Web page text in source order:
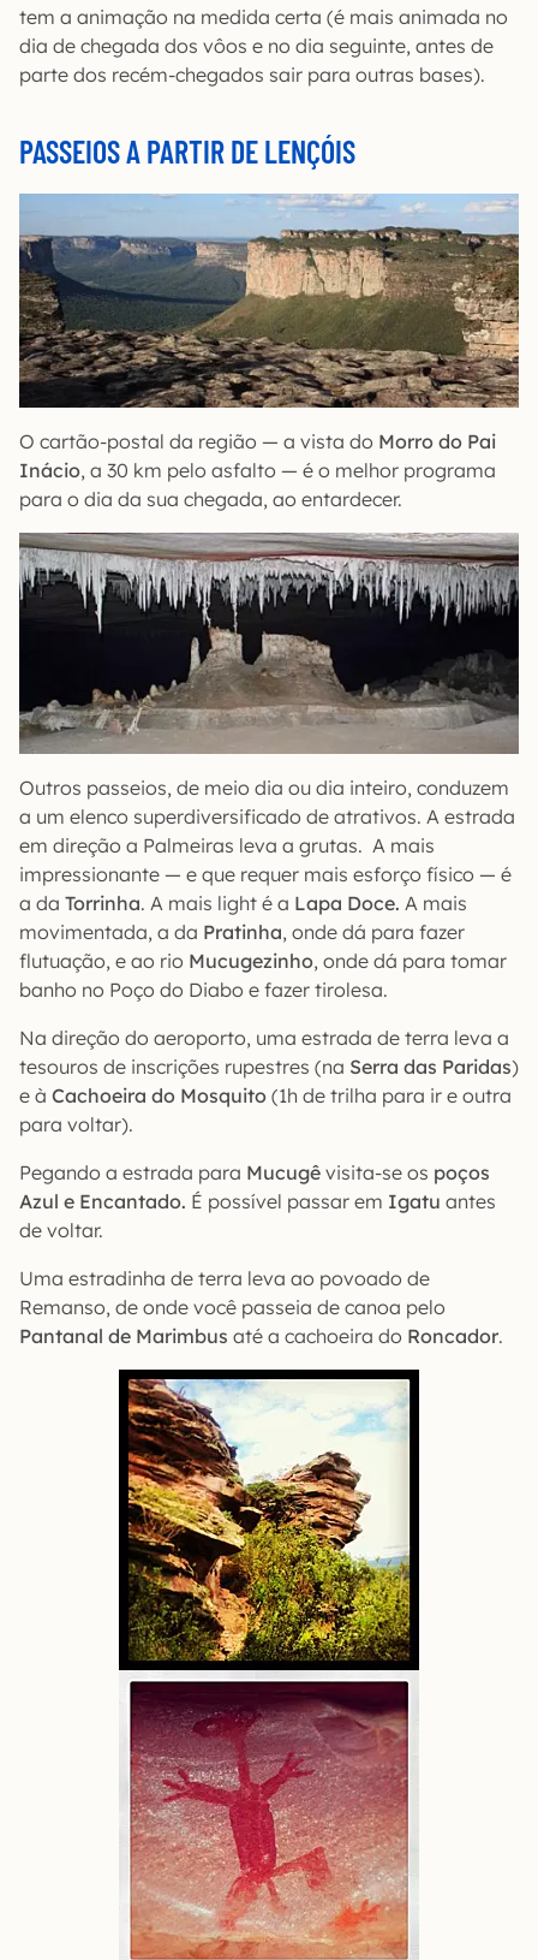
tem a animação na medida certa (é mais animada no
dia de chegada dos vôos e no dia seguinte, antes de
parte dos recém-chegados sair para outras bases).
PASSEIOS A PARTIR DE LENÇÓIS
O cartão-postal da região — a vista do Morro do Pai
Inácio, a 30 km pelo asfalto — é o melhor programa
para o dia da sua chegada, ao entardecer.
Outros passeios, de meio dia ou dia inteiro, conduzem
a um elenco superdiversificado de atrativos. A estrada
em direção a Palmeiras leva a grutas. A mais
impressionante — e que requer mais esforço físico — é
a da Torrinha. A mais light é a Lapa Doce. A mais
movimentada, a da Pratinha, onde dá para fazer
flutuação, e ao rio Mucugezinho, onde dá para tomar
banho no Poço do Diabo e fazer tirolesa.
Na direção do aeroporto, uma estrada de terra leva a
tesouros de inscrições rupestres (na Serra das Paridas)
e à Cachoeira do Mosquito (1h de trilha para ir e outra
para voltar).
Pegando a estrada para Mucugê visita-se os poços
Azul e Encantado. É possível passar em Igatu antes
de voltar.
Uma estradinha de terra leva ao povoado de
Remanso, de onde você passeia de canoa pelo
Pantanal de Marimbus até a cachoeira do Roncador.